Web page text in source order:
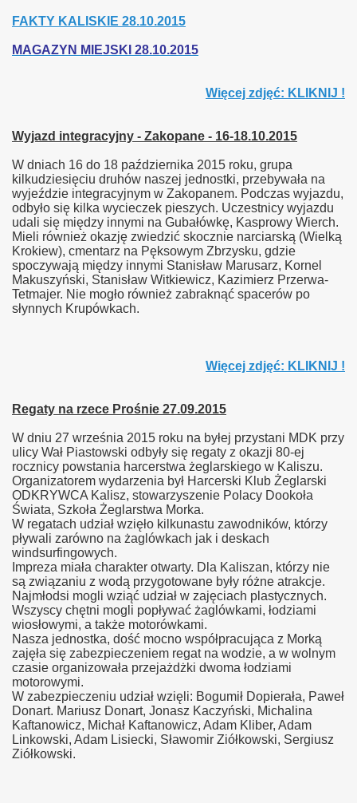
FAKTY KALISKIE 28.10.2015
MAGAZYN MIEJSKI 28.10.2015
Więcej zdjęć: KLIKNIJ !
Wyjazd integracyjny - Zakopane - 16-18.10.2015
W dniach 16 do 18 października 2015 roku, grupa
kilkudziesięciu druhów naszej jednostki, przebywała na
wyjeździe integracyjnym w Zakopanem. Podczas wyjazdu,
odbyło się kilka wycieczek pieszych. Uczestnicy wyjazdu
udali się między innymi na Gubałówkę, Kasprowy Wierch.
Mieli również okazję zwiedzić skocznie narciarską (Wielką
Krokiew), cmentarz na Pęksowym Zbrzysku, gdzie
spoczywają między innymi Stanisław Marusarz, Kornel
Makuszyński, Stanisław Witkiewicz, Kazimierz Przerwa-
Tetmajer. Nie mogło również zabraknąć spacerów po
słynnych Krupówkach.
Więcej zdjęć: KLIKNIJ !
Regaty na rzece Prośnie 27.09.2015
W dniu 27 września 2015 roku na byłej przystani MDK przy
ulicy Wał Piastowski odbyły się regaty z okazji 80-ej
rocznicy powstania harcerstwa żeglarskiego w Kaliszu.
Organizatorem wydarzenia był Harcerski Klub Żeglarski
ODKRYWCA Kalisz, stowarzyszenie Polacy Dookoła
Świata, Szkoła Żeglarstwa Morka.
W regatach udział wzięło kilkunastu zawodników, którzy
pływali zarówno na żaglówkach jak i deskach
windsurfingowych.
Impreza miała charakter otwarty. Dla Kaliszan, którzy nie
są związaniu z wodą przygotowane były różne atrakcje.
Najmłodsi mogli wziąć udział w zajęciach plastycznych.
Wszyscy chętni mogli popływać żaglówkami, łodziami
wiosłowymi, a także motorówkami.
Nasza jednostka, dość mocno współpracująca z Morką
zajęła się zabezpieczeniem regat na wodzie, a w wolnym
czasie organizowała przejażdżki dwoma łodziami
motorowymi.
W zabezpieczeniu udział wzięli: Bogumił Dopierała, Paweł
Donart. Mariusz Donart, Jonasz Kaczyński, Michalina
Kaftanowicz, Michał Kaftanowicz, Adam Kliber, Adam
Linkowski, Adam Lisiecki, Sławomir Ziółkowski, Sergiusz
Ziółkowski.